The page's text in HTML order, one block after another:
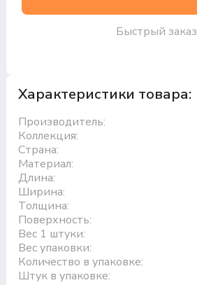
Быстрый заказ
Характеристики товара:
Производитель:
Коллекция:
Страна:
Материал:
Длина:
Ширина:
Толщина:
Поверхность:
Вес 1 штуки:
Вес упаковки:
Количество в упаковке:
Штук в упаковке: